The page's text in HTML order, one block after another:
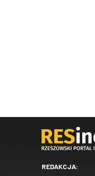
REDAKCJA: